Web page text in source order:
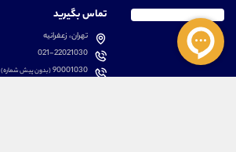
تماس بگیرید
تهران، زعفرانیه
021-22021030
90001030(بدون پیش شماره)